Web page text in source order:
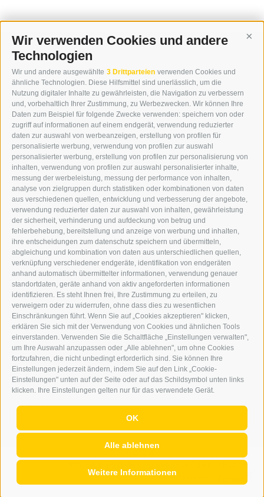
Wir verwenden Cookies und andere
Technologien
Wir und andere ausgewählte 3 Drittparteien verwenden Cookies und
ähnliche Technologien. Diese Hilfsmittel sind unerlässlich, um die
Nutzung digitaler Inhalte zu gewährleisten, die Navigation zu verbessern
und, vorbehaltlich Ihrer Zustimmung, zu Werbezwecken. Wir können Ihre
Daten zum Beispiel für folgende Zwecke verwenden: speichern von oder
zugriff auf informationen auf einem endgerät, verwendung reduzierter
daten zur auswahl von werbeanzeigen, erstellung von profilen für
personalisierte werbung, verwendung von profilen zur auswahl
personalisierter werbung, erstellung von profilen zur personalisierung von
inhalten, verwendung von profilen zur auswahl personalisierter inhalte,
messung der werbeleistung, messung der performance von inhalten,
analyse von zielgruppen durch statistiken oder kombinationen von daten
aus verschiedenen quellen, entwicklung und verbesserung der angebote,
verwendung reduzierter daten zur auswahl von inhalten, gewährleistung
der sicherheit, verhinderung und aufdeckung von betrug und
fehlerbehebung, bereitstellung und anzeige von werbung und inhalten,
ihre entscheidungen zum datenschutz speichern und übermitteln,
abgleichung und kombination von daten aus unterschiedlichen quellen,
verknüpfung verschiedener endgeräte, identifikation von endgeräten
anhand automatisch übermittelter informationen, verwendung genauer
standortdaten, geräte anhand von aktiv angeforderten informationen
identifizieren. Es steht Ihnen frei, Ihre Zustimmung zu erteilen, zu
verweigern oder zu widerrufen, ohne dass dies zu wesentlichen
Einschränkungen führt. Wenn Sie auf „Cookies akzeptieren" klicken,
erklären Sie sich mit der Verwendung von Cookies und ähnlichen Tools
einverstanden. Verwenden Sie die Schaltfläche „Einstellungen verwalten",
um Ihre Auswahl anzupassen oder „Alle ablehnen", um ohne Cookies
fortzufahren, die nicht unbedingt erforderlich sind. Sie können Ihre
Einstellungen jederzeit ändern, indem Sie auf den Link „Cookie-
Einstellungen" unten auf der Seite oder auf das Schildsymbol unten links
klicken. Ihre Einstellungen gelten nur für das verwendete Gerät.
OK
Alle ablehnen
Weitere Informationen
KONTAKT
WIPP-MEDIA GMBH
DER ERKER
NEUSTADT 20A
I-39049 STERZING
TEL.: +39 0472 766876
GRAFIK@DERERKER.IT
INFO@DERERKER.IT
BARBARA.FONTANA@DERERKER.IT
DER ERKER
WERBEN IM ERKER
ONLINE-WERBUNG
SEPA-DAUERAUFTRAG
REGELN LESERKOMMENTARE
ONLINE VOTING
SERVICE
VERANSTALTUNGSKALENDER
KLEINANZEIGER
NÜTZLICHE LINKS
WETTER
WEBCAM
VIDEOS
TRAUER
|
Cookie Präferenzen